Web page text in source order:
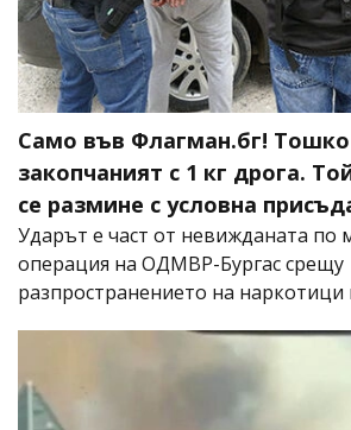
Само във Флагман.бг! Тошко
закопчаният с 1 кг дрога.
се размине с условна
Ударът е част от невижданата по
операция на ОДМВР-Бургас срещу
разпространението на